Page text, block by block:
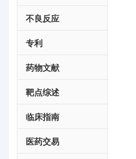
不良反应
专利
药物文献
靶点综述
临床指南
医药交易